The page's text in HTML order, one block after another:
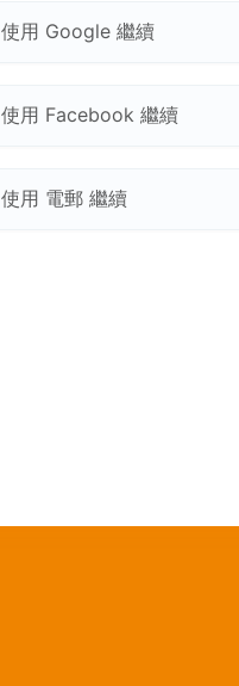
使用 Google 繼續
使用 Facebook 繼續
使用 電郵 繼續